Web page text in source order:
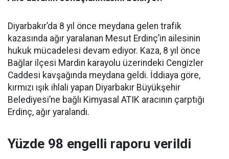
Diyarbakır’da 8 yıl önce meydana gelen trafik
kazasında ağır yaralanan Mesut Erdinç’in ailesinin
hukuk mücadelesi devam ediyor. Kaza, 8 yıl önce
Bağlar ilçesi Mardin karayolu üzerindeki Cengizler
Caddesi kavşağında meydana geldi. İddiaya göre,
kırmızı ışık ihlali yapan Diyarbakır Büyükşehir
Belediyesi’ne bağlı Kimyasal ATIK aracının çarptığı
Erdinç, ağır yaralandı.
Yüzde 98 engelli raporu verildi